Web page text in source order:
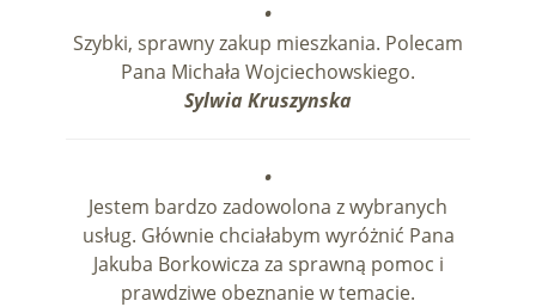
•
Szybki, sprawny zakup mieszkania. Polecam
Pana Michała Wojciechowskiego.
Sylwia Kruszynska
•
Jestem bardzo zadowolona z wybranych
usług. Głównie chciałabym wyróżnić Pana
Jakuba Borkowicza za sprawną pomoc i
prawdziwe obeznanie w temacie.